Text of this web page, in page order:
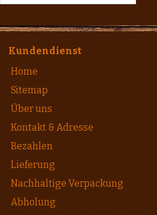
Kundendienst
Home
Sitemap
Über uns
Kontakt & Adresse
Bezahlen
Lieferung
Nachhaltige Verpackung
Abholung